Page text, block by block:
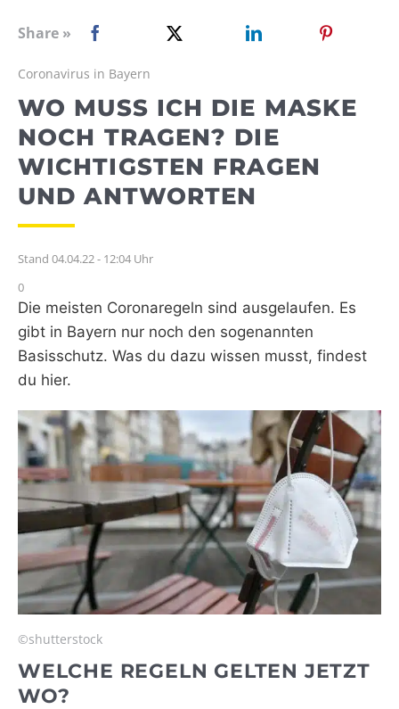
WEBRADIO
Share »
Coronavirus in Bayern
WO MUSS ICH DIE MASKE
NOCH TRAGEN? DIE
WICHTIGSTEN FRAGEN
UND ANTWORTEN
Stand 04.04.22 - 12:04 Uhr
0
Die meisten Coronaregeln sind ausgelaufen. Es
gibt in Bayern nur noch den sogenannten
Basisschutz. Was du dazu wissen musst, findest
du hier.
©shutterstock
WELCHE REGELN GELTEN JETZT
WO?